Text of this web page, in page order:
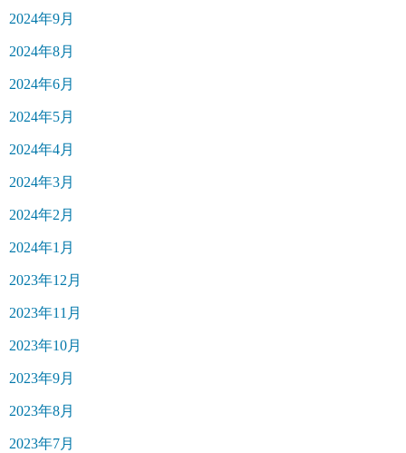
2024年9月
2024年8月
2024年6月
2024年5月
2024年4月
2024年3月
2024年2月
2024年1月
2023年12月
2023年11月
2023年10月
2023年9月
2023年8月
2023年7月